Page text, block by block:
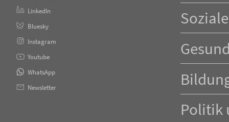
LinkedIn
Bluesky
Instagram
Youtube
WhatsApp
Newsletter
Politik